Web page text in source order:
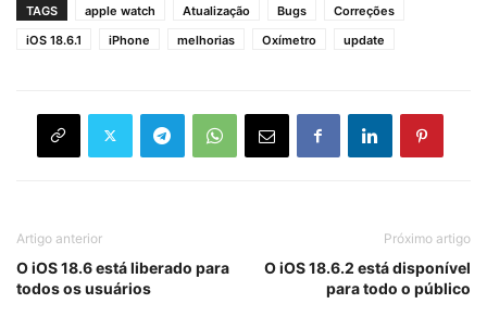
TAGS apple watch Atualização Bugs
Correções
iOS 18.6.1
iPhone melhorias Oxímetro update
Artigo anterior
O iOS 18.6 está liberado para
todos os usuários
Próximo artigo
O iOS 18.6.2 está disponível
para todo o público